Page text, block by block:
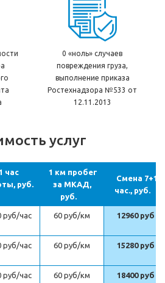
0 «ноль» случаев
повреждения груза,
выполнение приказа
Ростехнадзора №533 от
12.11.2013
услуг
час
руб.
1 км пробег
за МКАД,
руб.
Смена 7+1
час., руб.
руб/час 60 руб/км 12960 руб
руб/час 60 руб/км 15280 руб
руб/час 60 руб/км 18400 руб